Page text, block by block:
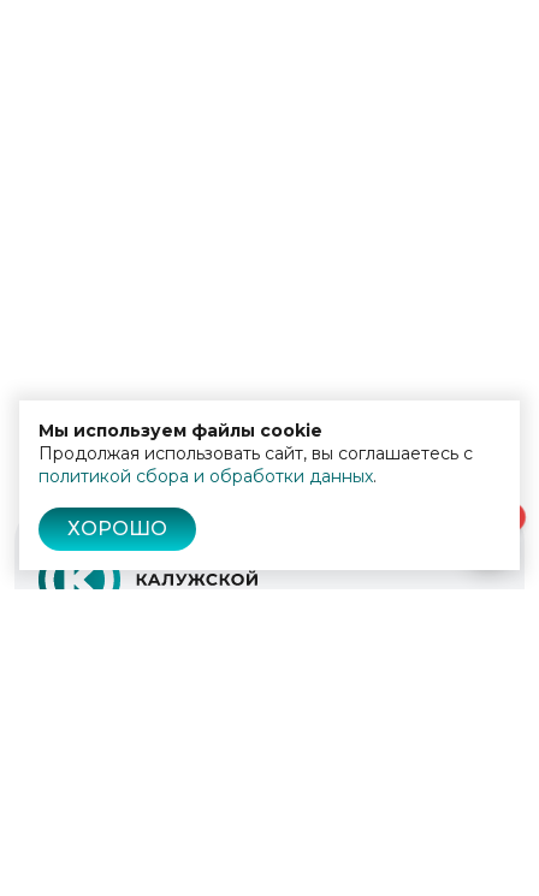
Мы используем файлы cookie
Продолжая использовать сайт, вы соглашаетесь с
политикой сбора и обработки данных.
ХОРОШО